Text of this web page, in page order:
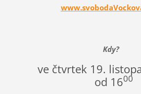
Kdy?
ve čtvrtek 19.
od 1600